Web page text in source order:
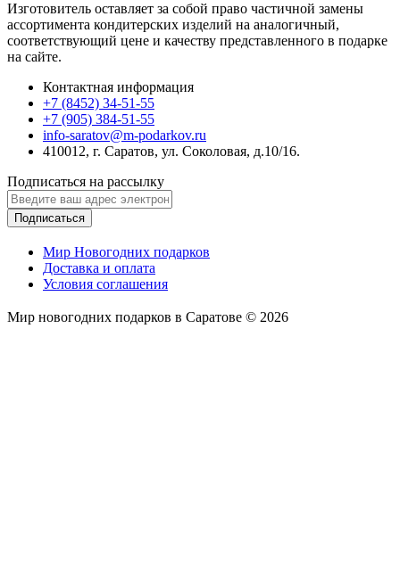
Изготовитель оставляет за собой право частичной замены
ассортимента кондитерских изделий на аналогичный,
соответствующий цене и качеству представленного в подарке
на сайте.
Контактная информация
+7 (8452) 34-51-55
+7 (905) 384-51-55
info-saratov@m-podarkov.ru
410012, г. Саратов, ул. Соколовая, д.10/16.
Подписаться на рассылку
Подписаться
Мир Новогодних подарков
Доставка и оплата
Условия соглашения
Мир новогодних подарков в Саратове © 2026